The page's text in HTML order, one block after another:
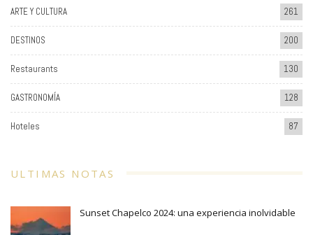
ARTE Y CULTURA 261
DESTINOS 200
Restaurants 130
GASTRONOMÍA 128
Hoteles 87
ULTIMAS NOTAS
Sunset Chapelco 2024: una experiencia inolvidable